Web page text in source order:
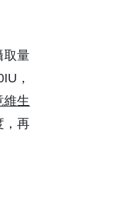
取量
，
生
，再